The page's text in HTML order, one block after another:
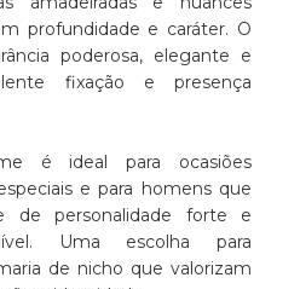
profundidade e caráter. O
poderosa, elegante e
fixação e presença
é ideal para ocasiões
e para homens que
de personalidade forte e
Uma escolha para
de nicho que valorizam